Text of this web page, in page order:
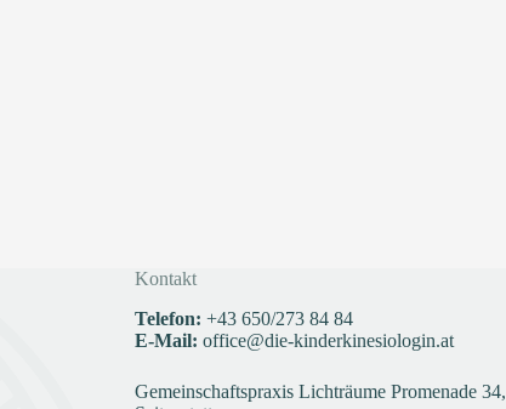
Kontakt
Telefon: +43 650/273 84 84
E-Mail: office@die-kinderkinesiologin.at
Gemeinschaftspraxis Lichträume Promenade